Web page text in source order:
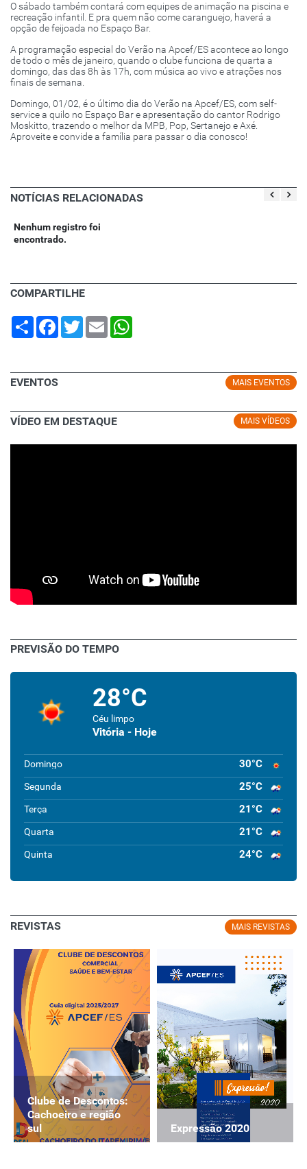
O sábado também contará com equipes de animação na piscina e
recreação infantil. E pra quem não come caranguejo, haverá a
opção de feijoada no Espaço Bar.
A programação especial do Verão na Apcef/ES acontece ao longo
de todo o mês de janeiro, quando o clube funciona de quarta a
domingo, das das 8h às 17h, com música ao vivo e atrações nos
finais de semana.
Domingo, 01/02, é o último dia do Verão na Apcef/ES, com self-
service a quilo no Espaço Bar e apresentação do cantor Rodrigo
Moskitto, trazendo o melhor da MPB, Pop, Sertanejo e Axé.
Aproveite e convide a família para passar o dia conosco!
NOTÍCIAS RELACIONADAS
Nenhum registro foi
encontrado.
COMPARTILHE
Share Facebook
TwitterEmail
MAIS EVENTOS
EVENTOS
MAIS VÍDEOS
VÍDEO EM DESTAQUE
PREVISÃO DO TEMPO
28°C
Céu limpo
Vitória - Hoje
Domingo 30°C
Segunda 25°C
Terça 21°C
Quarta 21°C
Quinta 24°C
MAIS REVISTAS
REVISTAS
Clube de Descontos:
Cachoeiro e região
sul
Expressão 2020